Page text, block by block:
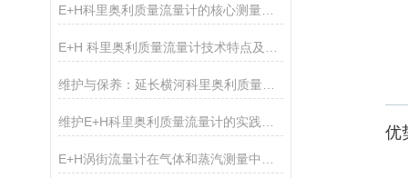
E+H科里奥利质量流量计的核心测量管结构与技术优势解析
维护与保养：延长横河科里奥利质量流量计使用寿命的方法
优